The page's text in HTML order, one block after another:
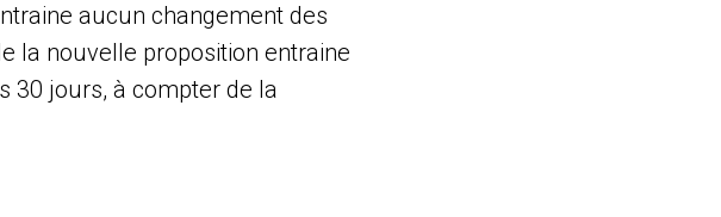
aucun changement des
la nouvelle proposition entraine
30 jours, à compter de la